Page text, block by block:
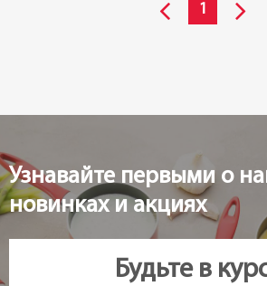
1
Узнавайте первыми о
новинках и акциях
Будьте в